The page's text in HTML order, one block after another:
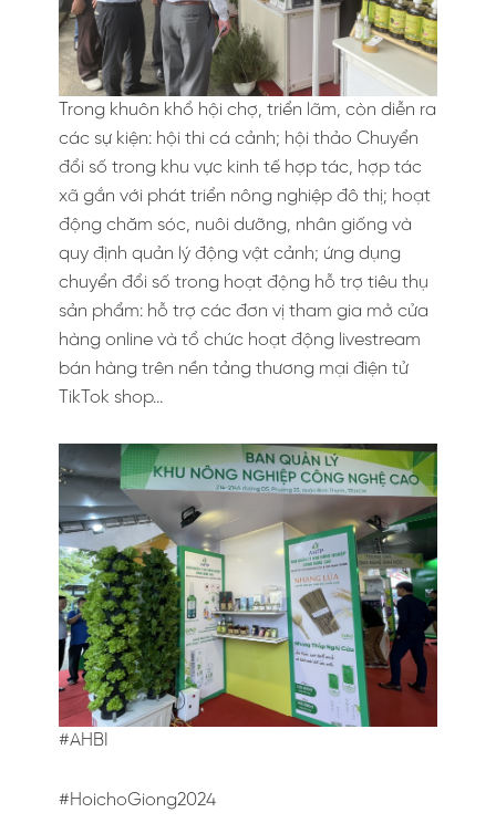
Trong khuôn khổ hội chợ, triển lãm, còn diễn ra
các sự kiện: hội thi cá cảnh; hội thảo Chuyển
đổi số trong khu vực kinh tế hợp tác, hợp tác
xã gắn với phát triển nông nghiệp đô thị; hoạt
động chăm sóc, nuôi dưỡng, nhân giống và
quy định quản lý động vật cảnh; ứng dụng
chuyển đổi số trong hoạt động hỗ trợ tiêu thụ
sản phẩm: hỗ trợ các đơn vị tham gia mở cửa
hàng online và tổ chức hoạt động livestream
bán hàng trên nền tảng thương mại điện tử
TikTok shop…
#AHBI
#HoichoGiong2024